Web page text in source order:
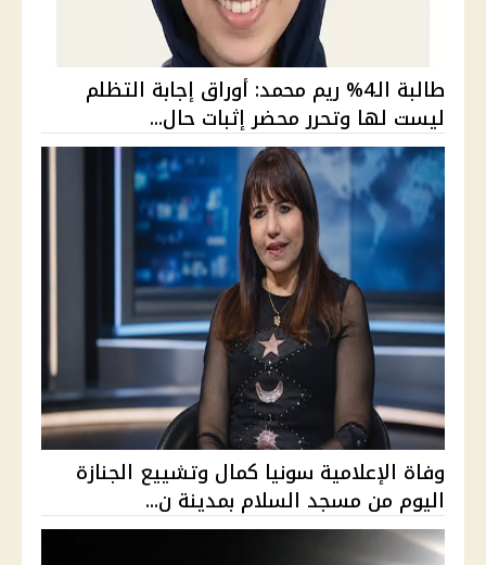
طالبة الـ4% ريم محمد: أوراق إجابة التظلم
ليست لها وتحرر محضر إثبات حال...
وفاة الإعلامية سونيا كمال وتشييع الجنازة
اليوم من مسجد السلام بمدينة ن...